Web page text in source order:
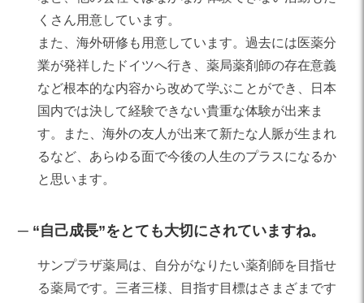
くさん用意しています。
また、海外研修も用意しています。過去には医薬分
業が発祥したドイツへ行き、薬局薬剤師の存在意義
など根本的な内容から改めて学ぶことができ、日本
国内では決して経験できない貴重な体験が出来ま
す。また、海外の友人が出来て新たな人脈が生まれ
るなど、あらゆる面で今後の人生のプラスになるか
と思います。
“自己成長”をとても大切にされていますね。
サンプラザ薬局は、自分がなりたい薬剤師を目指せ
る薬局です。三者三様、目指す目標はさまざまです